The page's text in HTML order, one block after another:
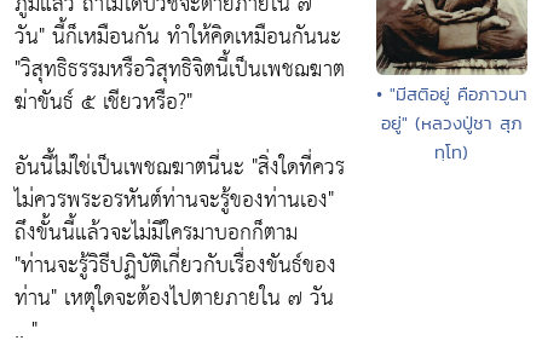
วัน" นี้ก็เหมือนกัน ทำให้คิดเหมือนกันนะ
"วิสุทธิธรรมหรือวิสุทธิจิตนี้เป็นเพชฌฆาต
ฆ่าขันธ์ ๕ เชียวหรือ?"
อันนี้ไม่ใช่เป็นเพชฌฆาตนี่นะ "สิ่งใดที่ควร
ไม่ควรพระอรหันต์ท่านจะรู้ของท่านเอง"
ถึงขั้นนี้แล้วจะไม่มีใครมาบอกก็ตาม
"ท่านจะรู้วิธีปฏิบัติเกี่ยวกับเรื่องขันธ์ของ
ท่าน" เหตุใดจะต้องไปตายภายใน ๗ วัน
.. "
• "มีสติอยู่ คือภาวนา
อยู่" (หลวงปู่ชา สุภ
ทฺโท)